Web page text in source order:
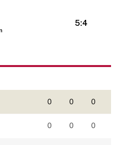
5:4
0 0 0
0 0 0